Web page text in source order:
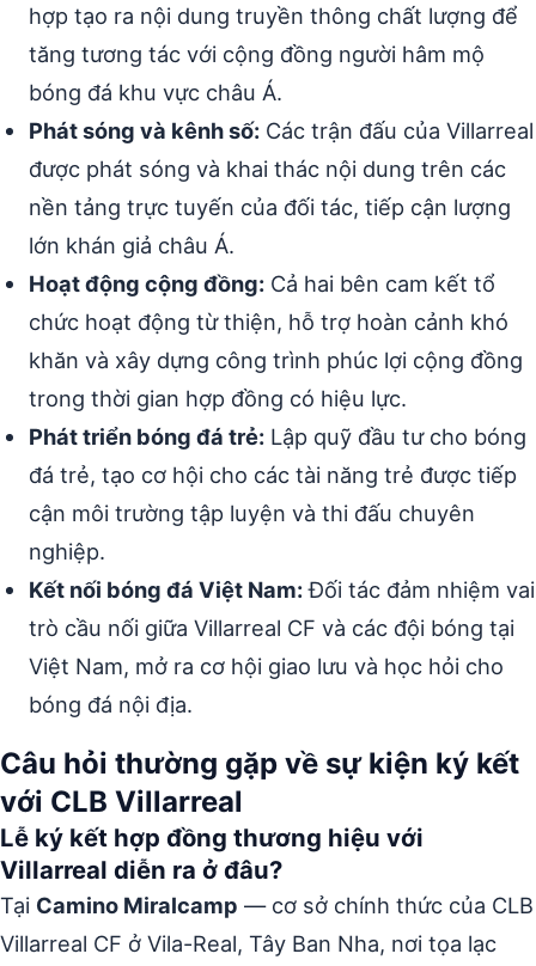
hợp tạo ra nội dung truyền thông chất lượng để
tăng tương tác với cộng đồng người hâm mộ
bóng đá khu vực châu Á.
Phát sóng và kênh số: Các trận đấu của Villarreal
được phát sóng và khai thác nội dung trên các
nền tảng trực tuyến của đối tác, tiếp cận lượng
lớn khán giả châu Á.
Hoạt động cộng đồng: Cả hai bên cam kết tổ
chức hoạt động từ thiện, hỗ trợ hoàn cảnh khó
khăn và xây dựng công trình phúc lợi cộng đồng
trong thời gian hợp đồng có hiệu lực.
Phát triển bóng đá trẻ: Lập quỹ đầu tư cho bóng
đá trẻ, tạo cơ hội cho các tài năng trẻ được tiếp
cận môi trường tập luyện và thi đấu chuyên
nghiệp.
Kết nối bóng đá Việt Nam:Đối tác đảm nhiệm vai
trò cầu nối giữa Villarreal CF và các đội bóng tại
Việt Nam, mở ra cơ hội giao lưu và học hỏi cho
bóng đá nội địa.
Câu hỏi thường gặp về sự kiện ký kết
với CLB Villarreal
Lễ ký kết hợp đồng thương hiệu với
Villarreal diễn ra ở đâu?
Tại Camino Miralcamp — cơ sở chính thức của CLB
Villarreal CF ở Vila-Real, Tây Ban Nha, nơi tọa lạc